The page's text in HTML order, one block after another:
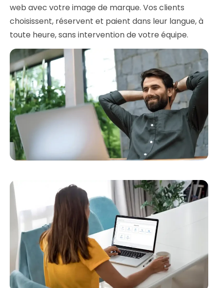
web avec votre image de marque. Vos clients
choisissent, réservent et paient dans leur langue, à
toute heure, sans intervention de votre équipe.